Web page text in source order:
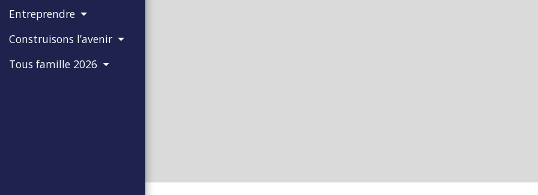
Entreprendre
Construisons l’avenir
Tous famille 2026